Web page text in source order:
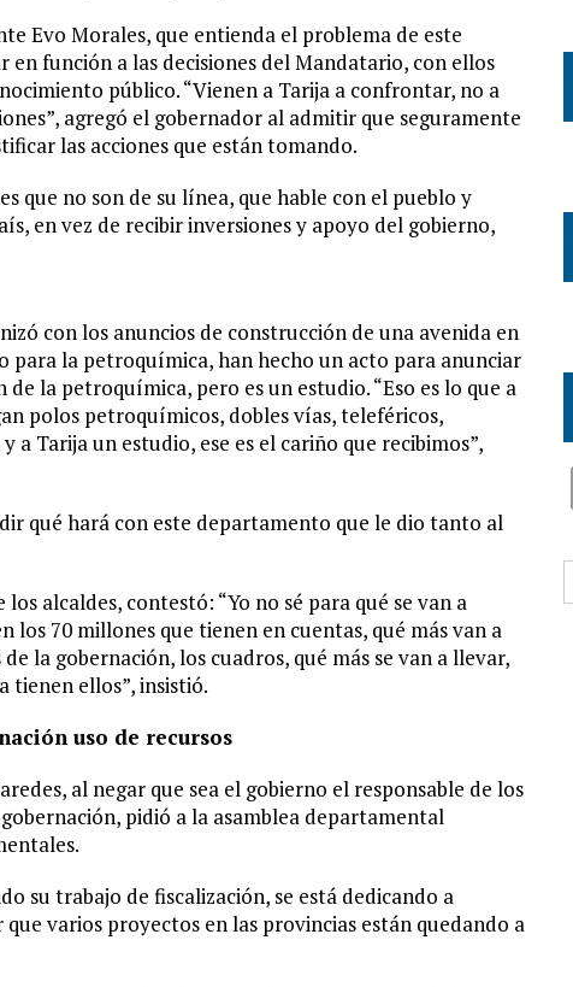
Evo Morales, que entienda el problema de este
función a las decisiones del Mandatario, con ellos
público. “Vienen a Tarija a confrontar, no a
agregó el gobernador al admitir que seguramente
las acciones que están tomando.
que no son de su línea, que hable con el pueblo y
en vez de recibir inversiones y apoyo del gobierno,
con los anuncios de construcción de una avenida en
para la petroquímica, han hecho un acto para anunciar
la petroquímica, pero es un estudio. “Eso es lo que a
polos petroquímicos, dobles vías, teleféricos,
a Tarija un estudio, ese es el cariño que recibimos”,
qué hará con este departamento que le dio tanto al
alcaldes, contestó: “Yo no sé para qué se van a
70 millones que tienen en cuentas, qué más van a
la gobernación, los cuadros, qué más se van a llevar,
tienen ellos”, insistió.
uso de recursos
al negar que sea el gobierno el responsable de los
pidió a la asamblea departamental
su trabajo de fiscalización, se está dedicando a
varios proyectos en las provincias están quedando a